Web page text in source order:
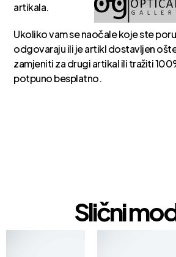
artikala.
Ukoliko vam se naočale koje ste
odgovaraju ili je artikl dostavljen
zamjeniti za drugi artikal ili tražiti
potpuno besplatno.
Slični